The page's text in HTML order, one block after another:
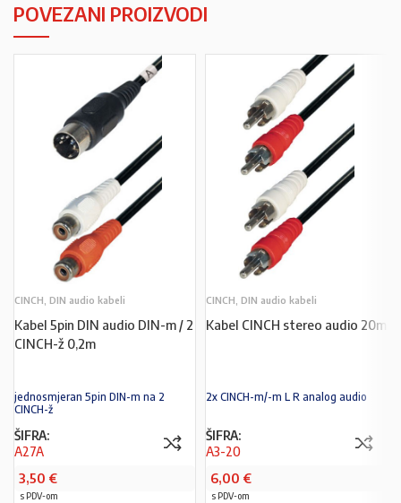
POVEZANI PROIZVODI
CINCH, DIN audio kabeli
Kabel 5pin DIN audio DIN-m / 2
CINCH-ž 0,2m
jednosmjeran 5pin DIN-m na 2
CINCH-ž
ŠIFRA:
A27A
3,50 €
s PDV-om
CINCH, DIN audio kabeli
Kabel CINCH stereo audio 20m
2x CINCH-m/-m L R analog audio
ŠIFRA:
A3-20
6,00 €
s PDV-om